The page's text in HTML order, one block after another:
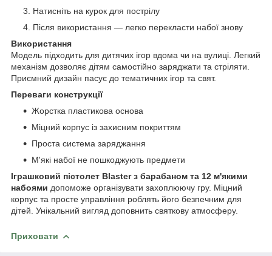
Натисніть на курок для пострілу
Після використання — легко перекласти набої знову
Використання
Модель підходить для дитячих ігор вдома чи на вулиці. Легкий
механізм дозволяє дітям самостійно заряджати та стріляти.
Приємний дизайн пасує до тематичних ігор та свят.
Переваги конструкції
Жорстка пластикова основа
Міцний корпус із захисним покриттям
Проста система заряджання
М'які набої не пошкоджують предмети
Іграшковий пістолет Blaster з барабаном та 12 м'якими
набоями допоможе організувати захоплюючу гру. Міцний
корпус та просте управління роблять його безпечним для
дітей. Унікальний вигляд доповнить святкову атмосферу.
Приховати